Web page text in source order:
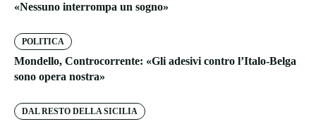
«Nessuno interrompa un sogno»
POLITICA
Mondello, Controcorrente: «Gli adesivi contro l’Italo-Belga
sono opera nostra»
DAL RESTO DELLA SICILIA